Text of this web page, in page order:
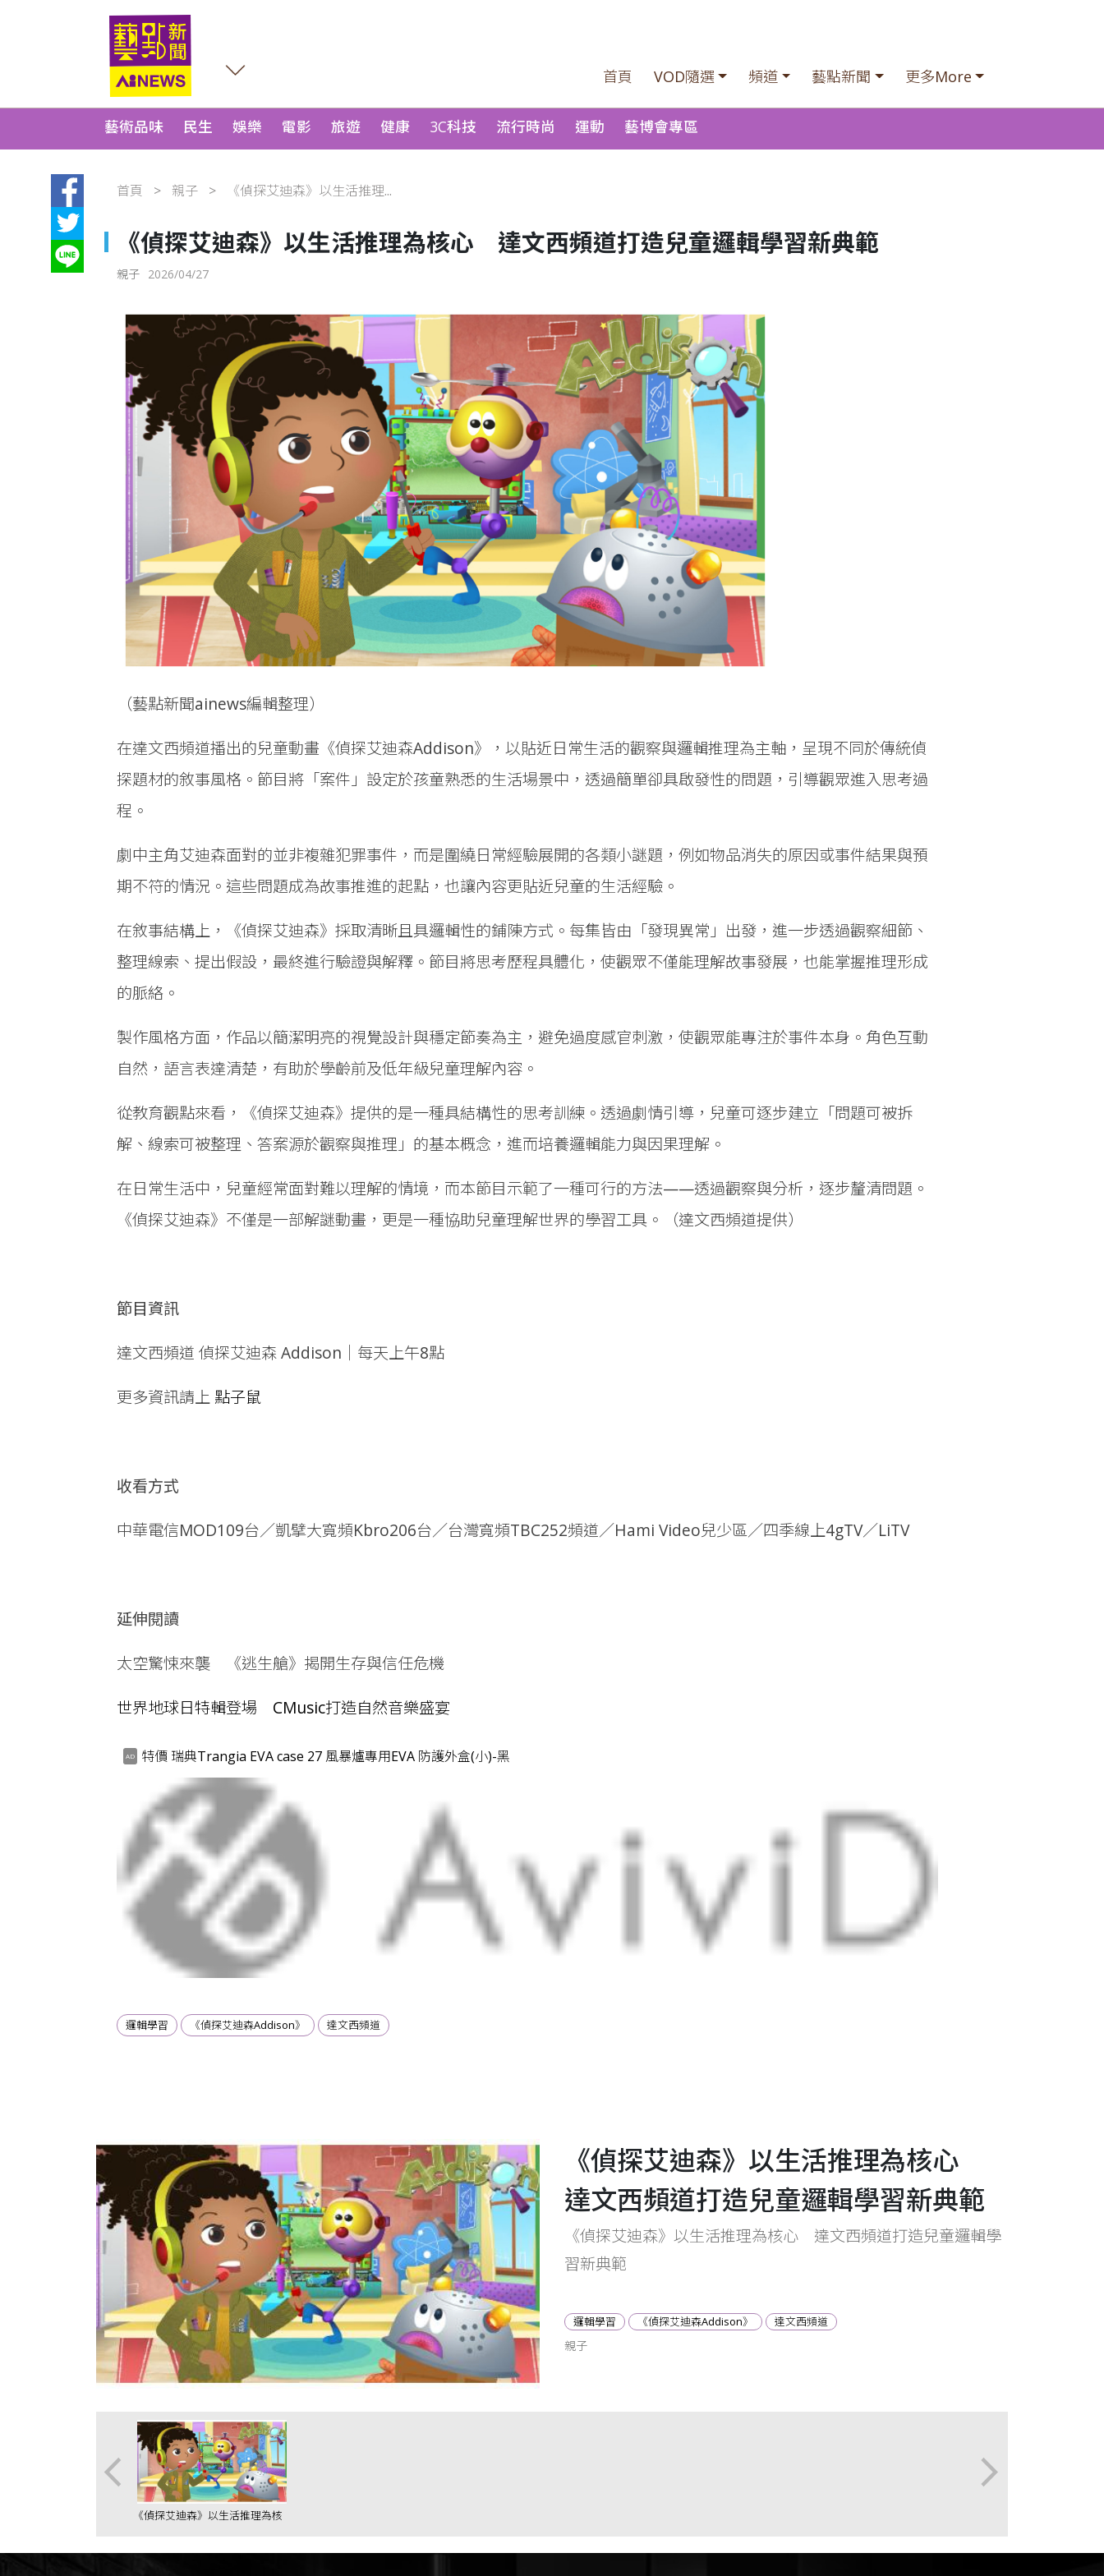
首頁 VOD隨選 頻道 藝點新聞 更多More
藝術品味 民生 娛樂 電影 旅遊 健康 3C科技 流行時尚 運動 藝博會專區
首頁 親子 《偵探艾迪森》以生活推理...
《偵探艾迪森》以生活推理為核心 達文西頻道打造兒童邏輯學習新典範
親子 2026/04/27
（藝點新聞ainews編輯整理）
在達文西頻道播出的兒童動畫《偵探艾迪森Addison》，以貼近日常生活的觀察與邏輯推理為主軸，呈現不同於傳統偵
探題材的敘事風格。節目將「案件」設定於孩童熟悉的生活場景中，透過簡單卻具啟發性的問題，引導觀眾進入思考過
程。
劇中主角艾迪森面對的並非複雜犯罪事件，而是圍繞日常經驗展開的各類小謎題，例如物品消失的原因或事件結果與預
期不符的情況。這些問題成為故事推進的起點，也讓內容更貼近兒童的生活經驗。
在敘事結構上，《偵探艾迪森》採取清晰且具邏輯性的鋪陳方式。每集皆由「發現異常」出發，進一步透過觀察細節、
整理線索、提出假設，最終進行驗證與解釋。節目將思考歷程具體化，使觀眾不僅能理解故事發展，也能掌握推理形成
的脈絡。
製作風格方面，作品以簡潔明亮的視覺設計與穩定節奏為主，避免過度感官刺激，使觀眾能專注於事件本身。角色互動
自然，語言表達清楚，有助於學齡前及低年級兒童理解內容。
從教育觀點來看，《偵探艾迪森》提供的是一種具結構性的思考訓練。透過劇情引導，兒童可逐步建立「問題可被拆
解、線索可被整理、答案源於觀察與推理」的基本概念，進而培養邏輯能力與因果理解。
在日常生活中，兒童經常面對難以理解的情境，而本節目示範了一種可行的方法——透過觀察與分析，逐步釐清問題。
《偵探艾迪森》不僅是一部解謎動畫，更是一種協助兒童理解世界的學習工具。（達文西頻道提供）
節目資訊
達文西頻道 偵探艾迪森 Addison｜每天上午8點
更多資訊請上 點子鼠
收看方式
中華電信MOD109台／凱擘大寬頻Kbro206台／台灣寬頻TBC252頻道／Hami Video兒少區／四季線上4gTV／LiTV
延伸閱讀
太空驚悚來襲 《逃生艙》揭開生存與信任危機
世界地球日特輯登場 CMusic打造自然音樂盛宴
特價 瑞典Trangia EVA case 27 風暴爐專用EVA 防護外盒(小)-黑
邏輯學習 《偵探艾迪森Addison》 達文西頻道
《偵探艾迪森》以生活推理為核心
達文西頻道打造兒童邏輯學習新典範
《偵探艾迪森》以生活推理為核心 達文西頻道打造兒童邏輯學
習新典範
邏輯學習 《偵探艾迪森Addison》 達文西頻道
親子
《偵探艾迪森》以生活推理為核